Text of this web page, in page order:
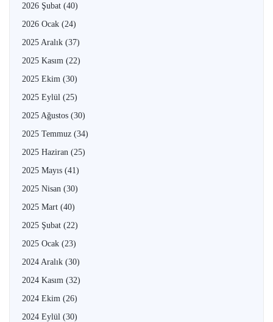
2026 Şubat (40)
2026 Ocak (24)
2025 Aralık (37)
2025 Kasım (22)
2025 Ekim (30)
2025 Eylül (25)
2025 Ağustos (30)
2025 Temmuz (34)
2025 Haziran (25)
2025 Mayıs (41)
2025 Nisan (30)
2025 Mart (40)
2025 Şubat (22)
2025 Ocak (23)
2024 Aralık (30)
2024 Kasım (32)
2024 Ekim (26)
2024 Eylül (30)